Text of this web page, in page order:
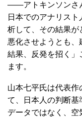
――アトキンソンさ
日本でのアナリス
析して、その結果が
悪化させようとも、
結果、反発を招く」
ます。
山本七平氏は代表
て、日本人の判断基
データではなく、空